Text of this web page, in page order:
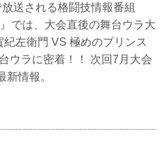
送される格闘技情報番組
では、大会直後の舞台ウラ大
左衛門 VS 極めのプリンス
ウラに密着！！ 次回7月大会
情報。